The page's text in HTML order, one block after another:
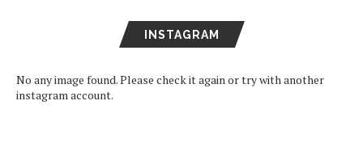
INSTAGRAM
No any image found. Please check it again or try with another
instagram account.